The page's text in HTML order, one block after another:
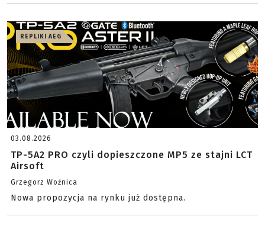
REPLIKI AEG
03.08.2026
TP-5A2 PRO czyli dopieszczone MP5 ze stajni LCT
Airsoft
Grzegorz Woźnica
Nowa propozycja na rynku już dostępna.